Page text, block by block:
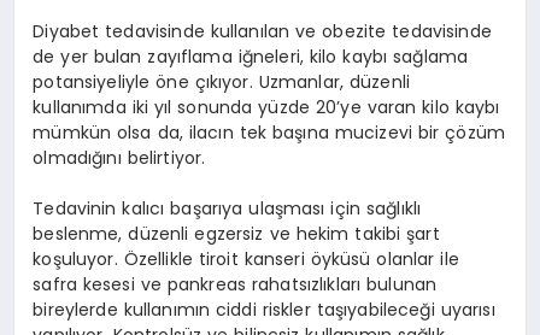
Diyabet tedavisinde kullanılan ve obezite tedavisinde
de yer bulan zayıflama iğneleri, kilo kaybı sağlama
potansiyeliyle öne çıkıyor. Uzmanlar, düzenli
kullanımda iki yıl sonunda yüzde 20’ye varan kilo kaybı
mümkün olsa da, ilacın tek başına mucizevi bir çözüm
olmadığını belirtiyor.
Tedavinin kalıcı başarıya ulaşması için sağlıklı
beslenme, düzenli egzersiz ve hekim takibi şart
koşuluyor. Özellikle tiroit kanseri öyküsü olanlar ile
safra kesesi ve pankreas rahatsızlıkları bulunan
bireylerde kullanımın ciddi riskler taşıyabileceği uyarısı